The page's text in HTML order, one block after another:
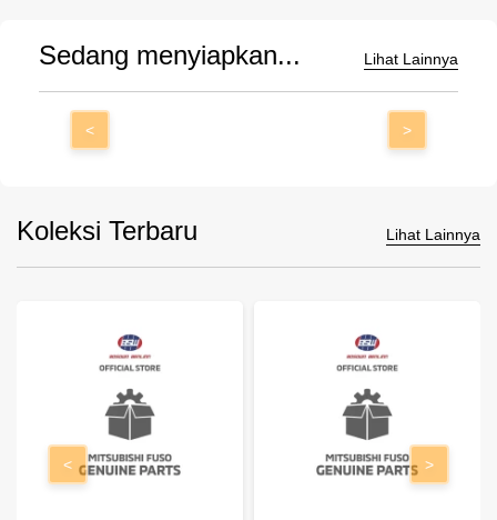
Sedang menyiapkan... Lihat Lainnya
< >
Koleksi Terbaru Lihat Lainnya
< >